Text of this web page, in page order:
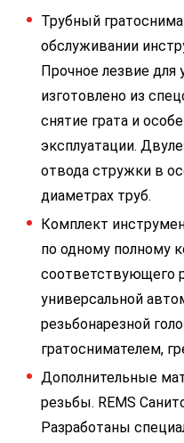
Трубный
обслуживании
Прочное лезвие для
изготовлено из
снятие грата и
эксплуатации.
отвода стружки в
диаметрах труб.
Комплект
по одному полному
соответствующего
универсальной
резьбонарезной
гратоснимателем,
Дополнительные
резьбы. REMS
Разработаны